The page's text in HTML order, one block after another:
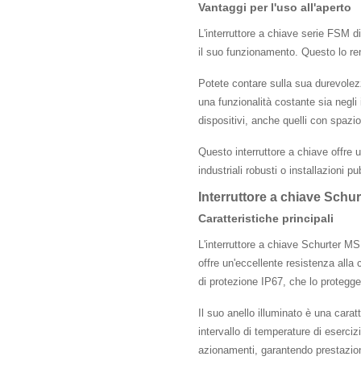
Vantaggi per l'uso all'aperto
L'interruttore a chiave serie FSM
il suo funzionamento. Questo lo
Potete contare sulla sua
una funzionalità costante sia
dispositivi, anche quelli con
Questo interruttore a chiave offre
industriali robusti o installazioni
Interruttore a chiave
Caratteristiche principali
L'interruttore a chiave Schurter
offre un'eccellente resistenza alla
di protezione IP67, che lo
Il suo anello illuminato è una
intervallo di temperature di
azionamenti, garantendo